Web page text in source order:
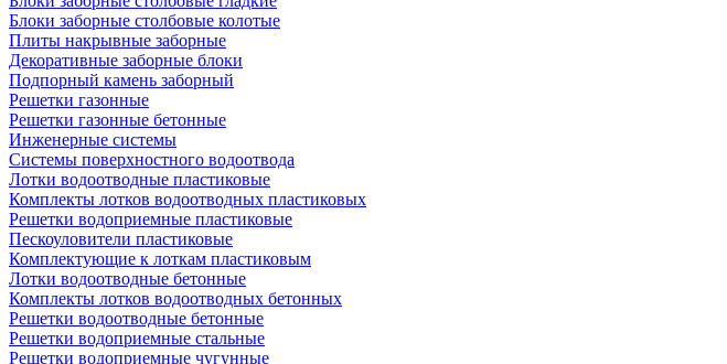
Блоки заборные столбовые колотые
Плиты накрывные заборные
Декоративные заборные блоки
Подпорный камень заборный
Решетки газонные
Решетки газонные бетонные
Инженерные системы
Системы поверхностного водоотвода
Лотки водоотводные пластиковые
Комплекты лотков водоотводных пластиковых
Решетки водоприемные пластиковые
Пескоуловители пластиковые
Комплектующие к лоткам пластиковым
Лотки водоотводные бетонные
Комплекты лотков водоотводных бетонных
Решетки водоотводные бетонные
Решетки водоприемные стальные
Решетки водоприемные чугунные